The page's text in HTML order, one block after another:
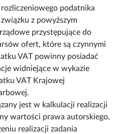
podatnika
z powyższym
przystępujące do
ofert, które są czynnymi
VAT powinny posiadać
widniejące w wykazie
VAT Krajowej
jest w kalkulacji realizacji
wartości prawa autorskiego,
realizacji zadania